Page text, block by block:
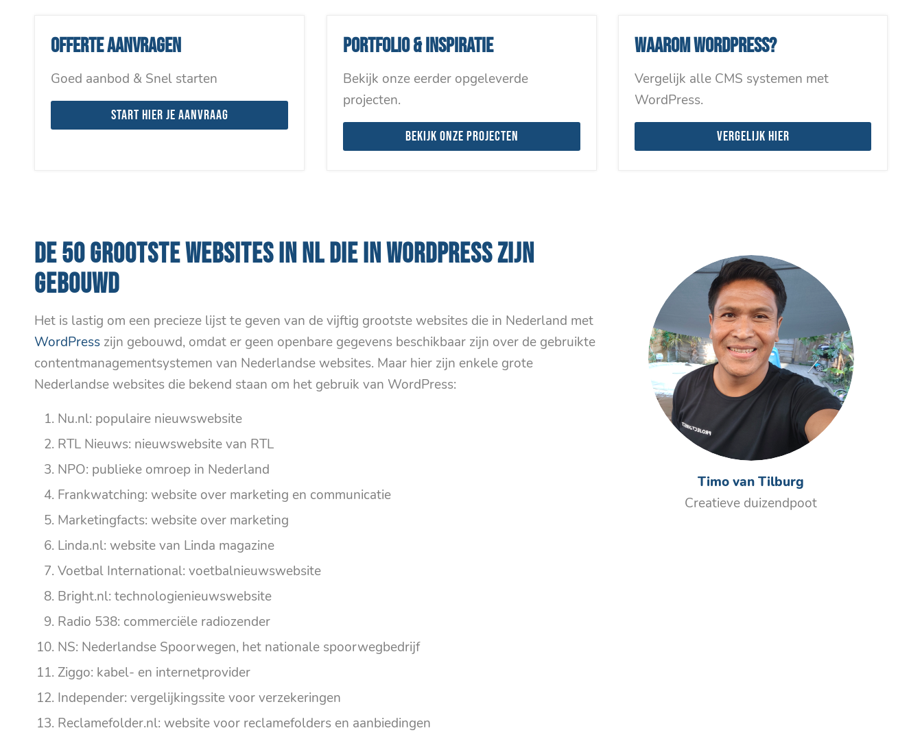
Offerte aanvragen
Goed aanbod & Snel starten
Start hier je aanvraag
Portfolio & inspiratie
Bekijk onze eerder opgeleverde
projecten.
Bekijk onze projecten
Waarom WordPress?
Vergelijk alle CMS systemen met
WordPress.
Vergelijk hier
DE 50 GROOTSTE WEBSITES IN NL DIE IN WORDPRESS ZIJN
GEBOUWD
Het is lastig om een precieze lijst te geven van de vijftig grootste websites die in Nederland met
WordPress zijn gebouwd, omdat er geen openbare gegevens beschikbaar zijn over de gebruikte
contentmanagementsystemen van Nederlandse websites. Maar hier zijn enkele grote
Nederlandse websites die bekend staan om het gebruik van WordPress:
Nu.nl: populaire nieuwswebsite
RTL Nieuws: nieuwswebsite van RTL
NPO: publieke omroep in Nederland
Frankwatching: website over marketing en communicatie
Marketingfacts: website over marketing
Linda.nl: website van Linda magazine
Voetbal International: voetbalnieuwswebsite
Bright.nl: technologienieuwswebsite
Radio 538: commerciële radiozender
NS: Nederlandse Spoorwegen, het nationale spoorwegbedrijf
Ziggo: kabel- en internetprovider
Independer: vergelijkingssite voor verzekeringen
Reclamefolder.nl: website voor reclamefolders en aanbiedingen
Timo van Tilburg
Creatieve duizendpoot